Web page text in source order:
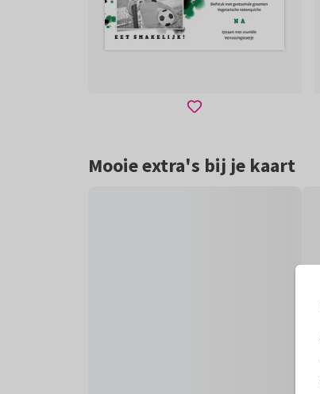
Mooie extra's bij je kaart